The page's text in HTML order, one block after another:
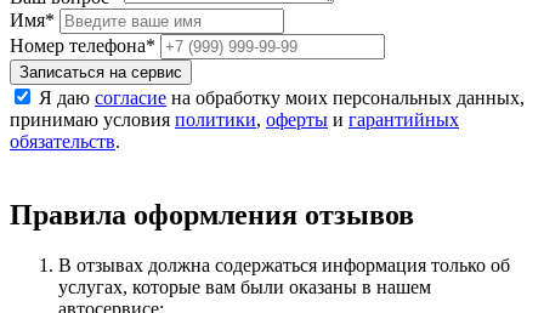
Имя*
Номер телефона*
Записаться на сервис
Я даю согласие на обработку моих персональных данных,
принимаю условия политики, оферты и гарантийных
обязательств.
Правила оформления отзывов
В отзывах должна содержаться информация только об
услугах, которые вам были оказаны в нашем